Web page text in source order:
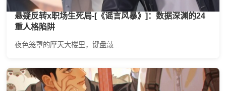
悬疑反转x职场生死局-[《谣言风暴》]：数据深渊的24
重人格陷阱
夜色笼罩的摩天大楼里，键盘敲...